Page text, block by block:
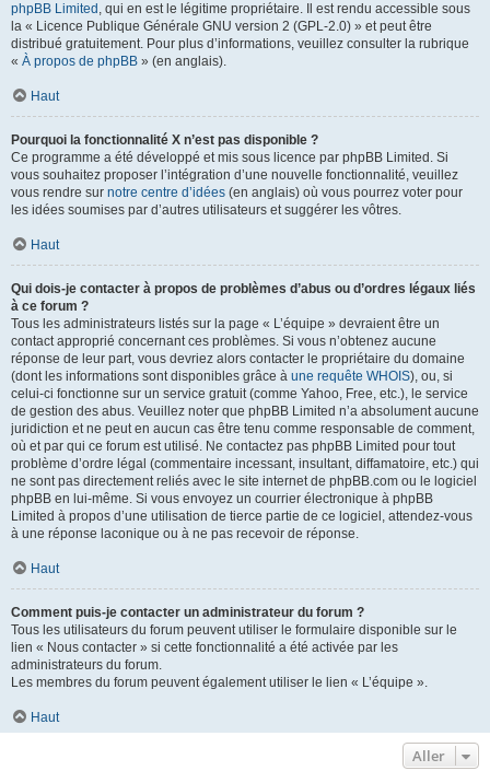
phpBB Limited , qui en est le légitime propriétaire. Il est rendu accessible sous
la « Licence Publique Générale GNU version 2 (GPL-2.0) » et peut être
distribué gratuitement. Pour plus d’informations, veuillez consulter la rubrique
« À propos de phpBB » (en anglais).
Haut
Pourquoi la fonctionnalité X n’est pas disponible ?
Ce programme a été développé et mis sous licence par phpBB Limited. Si
vous souhaitez proposer l’intégration d’une nouvelle fonctionnalité, veuillez
vous rendre sur notre centre d’idées (en anglais) où vous pourrez voter pour
les idées soumises par d’autres utilisateurs et suggérer les vôtres.
Haut
Qui dois-je contacter à propos de problèmes d’abus ou d’ordres légaux liés
à ce forum ?
Tous les administrateurs listés sur la page « L’équipe » devraient être un
contact approprié concernant ces problèmes. Si vous n’obtenez aucune
réponse de leur part, vous devriez alors contacter le propriétaire du domaine
(dont les informations sont disponibles grâce à une requête WHOIS), ou, si
celui-ci fonctionne sur un service gratuit (comme Yahoo, Free, etc.), le service
de gestion des abus. Veuillez noter que phpBB Limited n’a absolument aucune
juridiction et ne peut en aucun cas être tenu comme responsable de comment,
où et par qui ce forum est utilisé. Ne contactez pas phpBB Limited pour tout
problème d’ordre légal (commentaire incessant, insultant, diffamatoire, etc.) qui
ne sont pas directement reliés avec le site internet de phpBB.com ou le logiciel
phpBB en lui-même. Si vous envoyez un courrier électronique à phpBB
Limited à propos d’une utilisation de tierce partie de ce logiciel, attendez-vous
à une réponse laconique ou à ne pas recevoir de réponse.
Haut
Comment puis-je contacter un administrateur du forum ?
Tous les utilisateurs du forum peuvent utiliser le formulaire disponible sur le
lien « Nous contacter » si cette fonctionnalité a été activée par les
administrateurs du forum.
Les membres du forum peuvent également utiliser le lien « L’équipe ».
Haut
Aller